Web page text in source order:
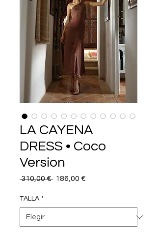
LA CAYENA
DRESS • Coco
Version
310,00 € Precio
186,00 €
TALLA *